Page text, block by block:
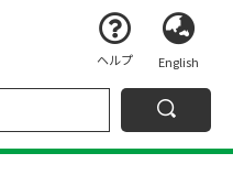
ヘルプ English